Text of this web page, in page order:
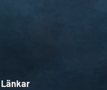
Länkar